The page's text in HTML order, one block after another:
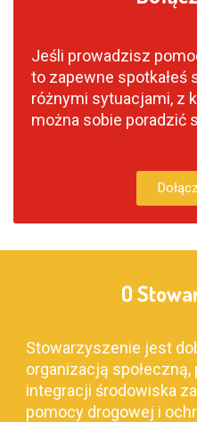
Jeśli prowadzisz
to zapewne spotkałeś
różnymi sytuacjami, z
można sobie poradzić
O
Stowarzyszenie jest
organizacją społeczną,
integracji środowiska
pomocy drogowej i